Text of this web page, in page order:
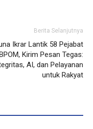
Berita Selanjutnya
Ikrar Lantik 58 Pejabat
Kirim Pesan Tegas:
AI, dan Pelayanan
untuk Rakyat